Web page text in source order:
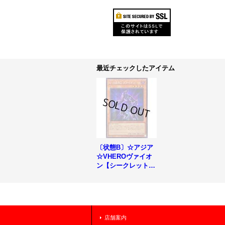
最近チェックしたアイテム
〔状態B〕☆アジア
☆VHEROヴァイオ
ン【シークレット】
店舗案内